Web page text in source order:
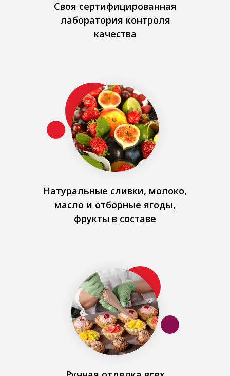
Натуральные сливки, молоко,
масло и отборные ягоды,
фрукты в составе
Своя сертифицированная
лаборатория контроля
качества